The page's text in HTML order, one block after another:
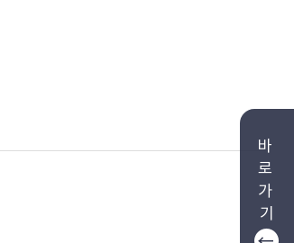
바
로
가
기